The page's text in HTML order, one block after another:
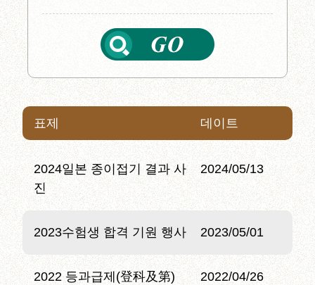
표제 데이트
2024일본 종이접기 결과 사
진
2024/05/13
2023수험생 합격 기원 행사 2023/05/01
2022 등과급제(登科及第)
2022/04/26